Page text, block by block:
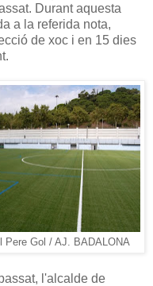
Durant aquesta
a la referida nota,
de xoc i en 15 dies
Pere Gol / AJ. BADALONA
l'alcalde de